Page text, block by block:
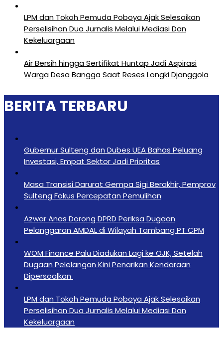
LPM dan Tokoh Pemuda Poboya Ajak Selesaikan
Perselisihan Dua Jurnalis Melalui Mediasi Dan
Kekeluargaan
Air Bersih hingga Sertifikat Huntap Jadi Aspirasi
Warga Desa Bangga Saat Reses Longki Djanggola
BERITA TERBARU
Gubernur Sulteng dan Dubes UEA Bahas Peluang
Investasi, Empat Sektor Jadi Prioritas
Masa Transisi Darurat Gempa Sigi Berakhir, Pemprov
Sulteng Fokus Percepatan Pemulihan
Azwar Anas Dorong DPRD Periksa Dugaan
Pelanggaran AMDAL di Wilayah Tambang PT CPM
‎WOM Finance Palu Diadukan Lagi ke OJK, Setelah
Dugaan Pelelangan Kini Penarikan Kendaraan
Dipersoalkan ‎
LPM dan Tokoh Pemuda Poboya Ajak Selesaikan
Perselisihan Dua Jurnalis Melalui Mediasi Dan
Kekeluargaan